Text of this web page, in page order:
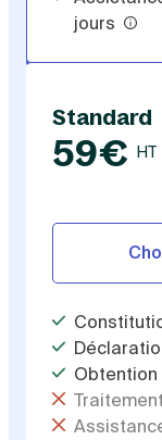
jours
Standard
59€ HT
Obtention